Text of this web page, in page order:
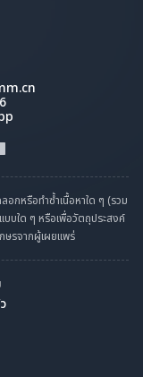
อกหรือทำซ้ำเนื้อหาใด ๆ (รวม
บบใด ๆ หรือเพื่อวัตถุประสงค์
ษรจากผู้เผยแพร่